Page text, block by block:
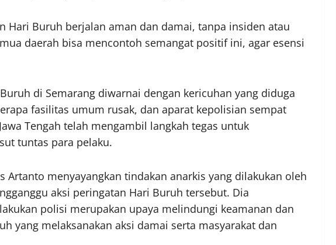
Hari Buruh berjalan aman dan damai, tanpa insiden atau
daerah bisa mencontoh semangat positif ini, agar esensi
di Semarang diwarnai dengan kericuhan yang diduga
fasilitas umum rusak, dan aparat kepolisian sempat
Tengah telah mengambil langkah tegas untuk
tuntas para pelaku.
Artanto menyayangkan tindakan anarkis yang dilakukan oleh
aksi peringatan Hari Buruh tersebut. Dia
polisi merupakan upaya melindungi keamanan dan
yang melaksanakan aksi damai serta masyarakat dan